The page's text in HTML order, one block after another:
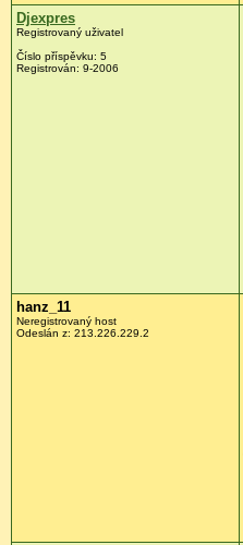
Djexpres
Registrovaný uživatel
Číslo příspěvku: 5
Registrován: 9-2006
hanz_11
Neregistrovaný host
Odeslán z: 213.226.229.2